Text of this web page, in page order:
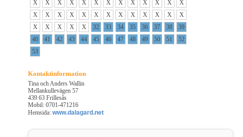
X
X X X X X X X X X X X
X
X
X X X X X X X X X X X
X
X
X X X X 32 33 34 35 36 37 38
39
40
41 42 43 44 45 46 47 48 49 50 51
52
53
Kontaktinformation
Tina och Anders Wallin
Mellankullevägen 57
439 63 Frillesås
Mobil: 0701-471216
Hemsida: www.dalagard.net